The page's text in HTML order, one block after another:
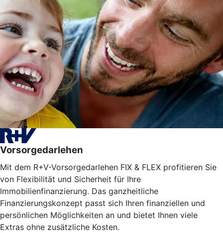
Vorsorgedarlehen
Mit dem R+V-Vorsorgedarlehen FIX & FLEX profitieren Sie
von Flexibilität und Sicherheit für Ihre
Immobilienfinanzierung. Das ganzheitliche
Finanzierungskonzept passt sich Ihren finanziellen und
persönlichen Möglichkeiten an und bietet Ihnen viele
Extras ohne zusätzliche Kosten.